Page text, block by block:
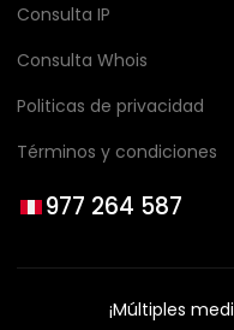
Consulta IP
Consulta Whois
Politicas de privacidad
Términos y condiciones
977 264 587
¡Múltiples